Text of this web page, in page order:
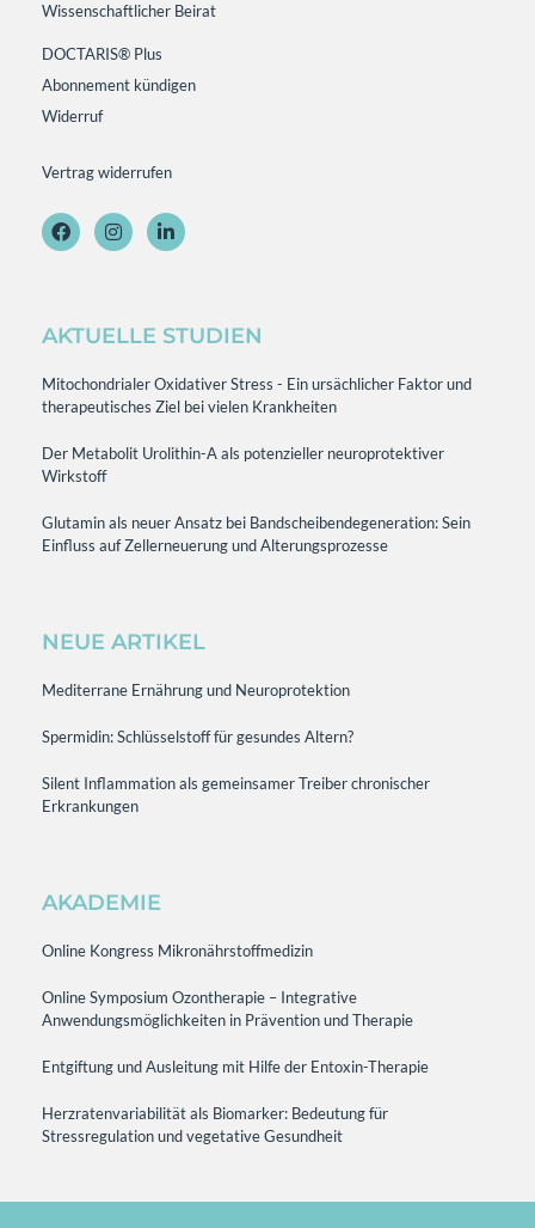
Wissenschaftlicher Beirat
DOCTARIS® Plus
Abonnement kündigen
Widerruf
Vertrag widerrufen
AKTUELLE STUDIEN
Mitochondrialer Oxidativer Stress - Ein ursächlicher Faktor und
therapeutisches Ziel bei vielen Krankheiten
Der Metabolit Urolithin-A als potenzieller neuroprotektiver
Wirkstoff
Glutamin als neuer Ansatz bei Bandscheibendegeneration: Sein
Einfluss auf Zellerneuerung und Alterungsprozesse
NEUE ARTIKEL
Mediterrane Ernährung und Neuroprotektion
Spermidin: Schlüsselstoff für gesundes Altern?
Silent Inflammation als gemeinsamer Treiber chronischer
Erkrankungen
AKADEMIE
Online Kongress Mikronährstoffmedizin
Online Symposium Ozontherapie – Integrative
Anwendungsmöglichkeiten in Prävention und Therapie
Entgiftung und Ausleitung mit Hilfe der Entoxin-Therapie
Herzratenvariabilität als Biomarker: Bedeutung für
Stressregulation und vegetative Gesundheit